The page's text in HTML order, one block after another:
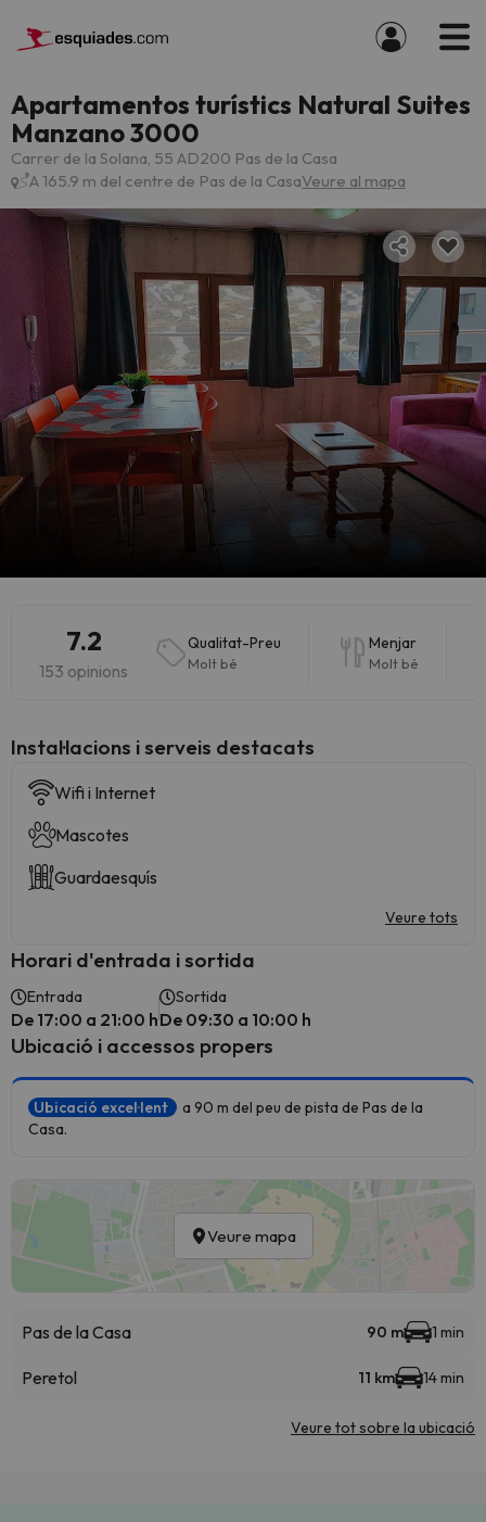
Apartamentos turístics Natural Suites
Manzano 3000
Carrer de la Solana, 55 AD200 Pas de la Casa
A 165.9 m del centre de Pas de la CasaVeure al mapa
7.2
153 opinions
Qualitat-Preu
Molt bé
Menjar
Molt bé
Instal·lacions i serveis destacats
Wifi i Internet
Mascotes
Guardaesquís
Veure tots
Horari d'entrada i sortida
Entrada
De 17:00 a 21:00 h
Sortida
De 09:30 a 10:00 h
Ubicació i accessos propers
Ubicació excel·lent
a 90 m del peu de pista de Pas de la
Casa.
Veure mapa
Pas de la Casa 90 m 1 min
Peretol 11 km 14 min
Veure tot sobre la ubicació